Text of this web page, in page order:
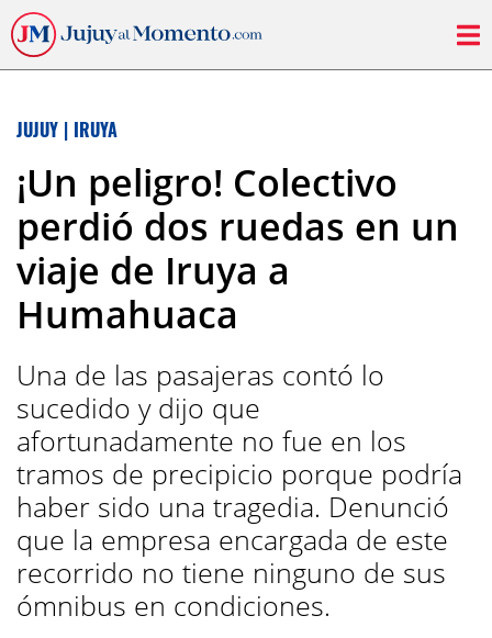
JUJUY | IRUYA
¡Un peligro! Colectivo
perdió dos ruedas en un
viaje de Iruya a
Humahuaca
Una de las pasajeras contó lo
sucedido y dijo que
afortunadamente no fue en los
tramos de precipicio porque podría
haber sido una tragedia. Denunció
que la empresa encargada de este
recorrido no tiene ninguno de sus
ómnibus en condiciones.